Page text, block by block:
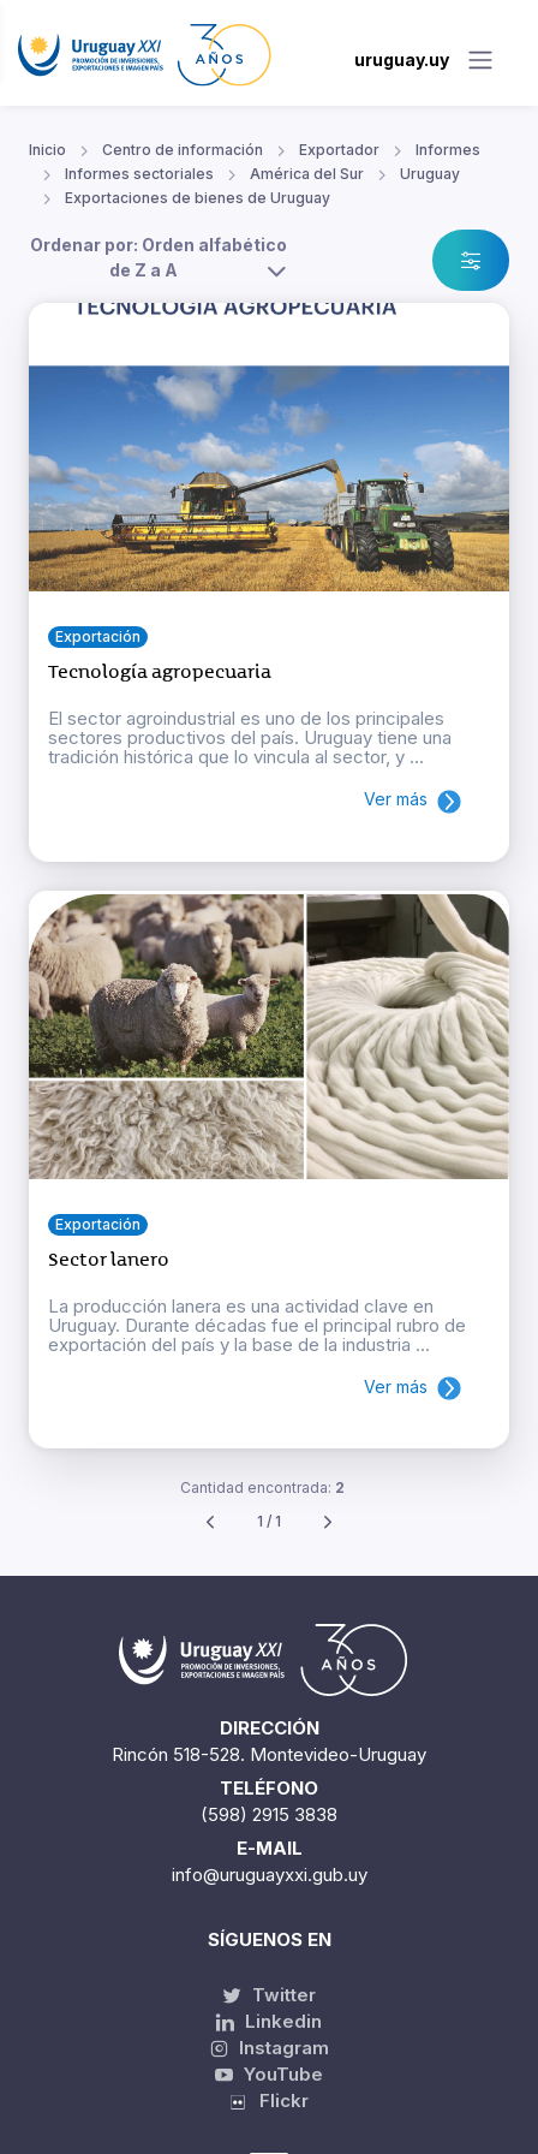
uruguay.uy
Inicio Centro de información Exportador
Informes
Informes sectoriales
América del Sur
Uruguay
Exportaciones de bienes de Uruguay
Ordenar por: Orden alfabético
de Z a A
Exportación
Tecnología agropecuaria
El sector agroindustrial es uno de los principales
sectores productivos del país. Uruguay tiene una
tradición histórica que lo vincula al sector, y ...
Ver más
Exportación
Sector lanero
La producción lanera es una actividad clave en
Uruguay. Durante décadas fue el principal rubro de
exportación del país y la base de la industria ...
Ver más
Cantidad encontrada: 2
1 / 1
DIRECCIÓN
Rincón 518-528. Montevideo-Uruguay
TELÉFONO
(598) 2915 3838
E-MAIL
info@uruguayxxi.gub.uy
SÍGUENOS EN
Twitter
Linkedin
Instagram
YouTube
Flickr